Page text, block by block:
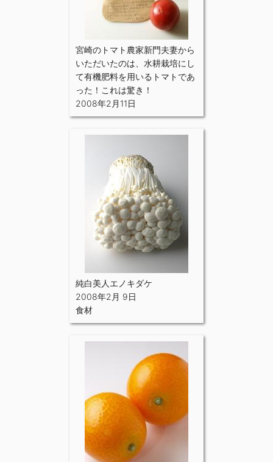
宮崎のトマト農家新門夫妻から
いただいたのは、水耕栽培にし
て有機肥料を用いるトマトであ
った！これは驚き！
2008年2月11日
純白美人エノキダケ
2008年2月 9日
食材